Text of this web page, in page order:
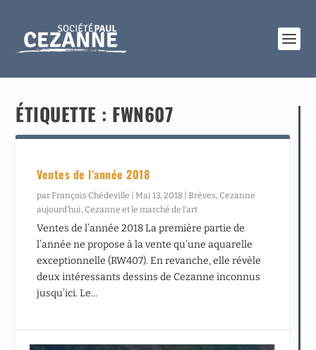
ÉTIQUETTE : FWN607
Ventes de l’année 2018
parFrançois Chédeville |Mai 13, 2018 |Brèves,Cezanne
aujourd’hui,Cezanne et le marché de l’art
Ventes de l’année 2018 La première partie de
l’année ne propose à la vente qu’une aquarelle
exceptionnelle (RW407). En revanche, elle révèle
deux intéressants dessins de Cezanne inconnus
jusqu’ici. Le...